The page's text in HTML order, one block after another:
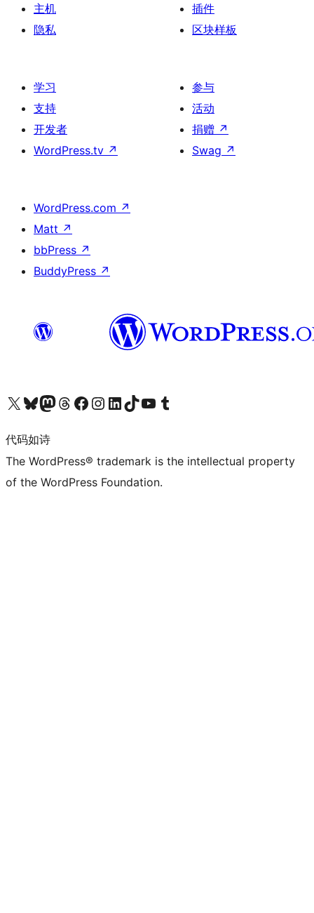
主机
隐私
插件
区块样板
学习
支持
开发者
WordPress.tv ↗
参与
活动
捐赠 ↗
Swag ↗
WordPress.com ↗
Matt ↗
bbPress ↗
BuddyPress ↗
关注我们的 X（原 Twitter）账号访问我们的 Bluesky 账号关注我们的 Mastodon 账号访问我们的 Threads 账号 访问我们的 Facebook 公共主页关注我们的 Instagram 账号 关注我们的 LinkedIn 主页访问我们的 TikTok 账号访问我们的 YouTube 频道 访问我们的 Tumblr 账号
代码如诗
The WordPress® trademark is the intellectual property
of the WordPress Foundation.